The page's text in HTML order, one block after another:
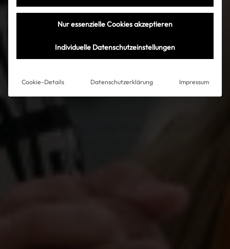
Nur essenzielle Cookies akzeptieren
Individuelle Datenschutzeinstellungen
Cookie-Details Datenschutzerklärung Impressum